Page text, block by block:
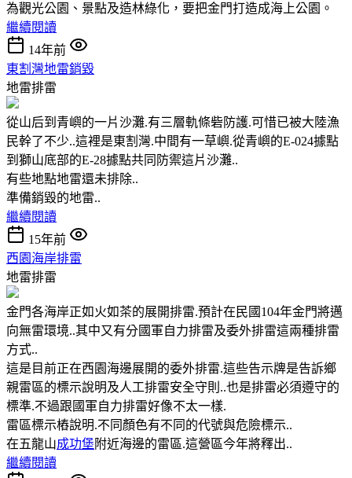
為觀光公園、景點及造林綠化，要把金門打造成海上公園。
繼續閱讀
14年前
東割灣地雷銷毀
地雷排雷
從山后到青嶼的一片沙灘.有三層軌條砦防護.可惜已被大陸漁
民幹了不少..這裡是東割灣.中間有一草嶼.從青嶼的E-024據點
到獅山底部的E-28據點共同防禦這片沙灘..
有些地點地雷還未排除..
準備銷毀的地雷..
繼續閱讀
15年前
西園海岸排雷
地雷排雷
金門各海岸正如火如茶的展開排雷.預計在民國104年金門將邁
向無雷環境..其中又有分國軍自力排雷及委外排雷這兩種排雷
方式..
這是目前正在西園海邊展開的委外排雷.這些告示牌是告訴鄉
親雷區的標示說明及人工排雷安全守則..也是排雷必須遵守的
標準.不過跟國軍自力排雷好像不太一樣.
雷區標示樁說明.不同顏色有不同的代號與危險標示..
在五龍山成功堡 附近海邊的雷區.這營區今年將釋出..
繼續閱讀